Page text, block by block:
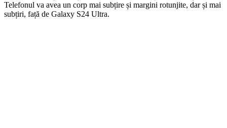
Telefonul va avea un corp mai subțire și margini rotunjite, dar și mai
subțiri, față de Galaxy S24 Ultra.